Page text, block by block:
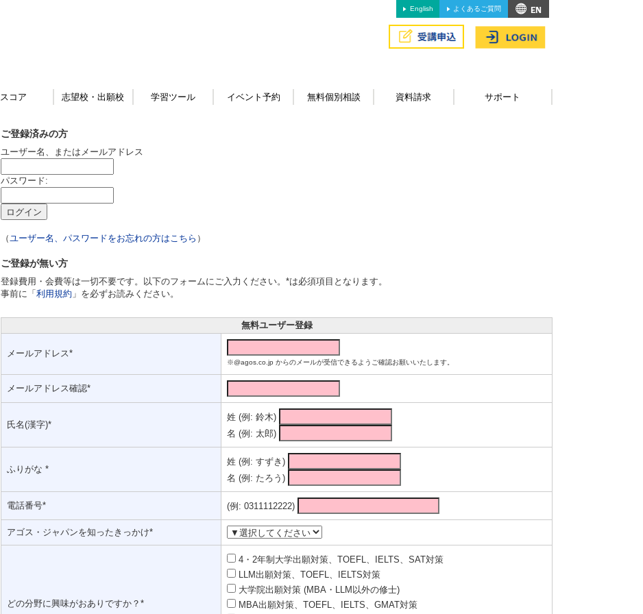
English よくあるご質問
スコア 志望校・出願校 学習ツール イベント予約 無料個別相談 資料請求 サポート
ご登録済みの方
ユーザー名、またはメールアドレス
パスワード:
（ユーザー名、パスワードをお忘れの方はこちら ）
ご登録が無い方
登録費用・会費等は一切不要です。以下のフォームにご入力ください。*は必須項目となります。
事前に「 利用規約 」を必ずお読みください。
無料ユーザー登録
メールアドレス*
※@agos.co.jp からのメールが受信できるようご確認お願いいたします。
メールアドレス確認*
氏名(漢字)*
姓 (例: 鈴木)
名 (例: 太郎)
ふりがな *
姓 (例: すずき)
名 (例: たろう)
電話番号* (例: 0311112222)
アゴス・ジャパンを知ったきっかけ*
どの分野に興味がおありですか？*
4・2年制大学出願対策、TOEFL、IELTS、SAT対策
LLM出願対策、TOEFL、IELTS対策
大学院出願対策 (MBA・LLM以外の修士)
MBA出願対策、TOEFL、IELTS、GMAT対策